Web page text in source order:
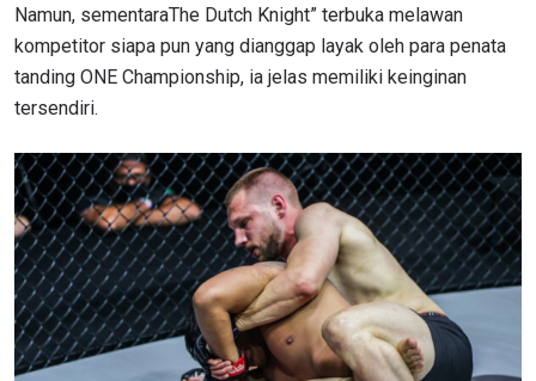
Namun, sementaraThe Dutch Knight” terbuka melawan
kompetitor siapa pun yang dianggap layak oleh para penata
tanding ONE Championship, ia jelas memiliki keinginan
tersendiri.